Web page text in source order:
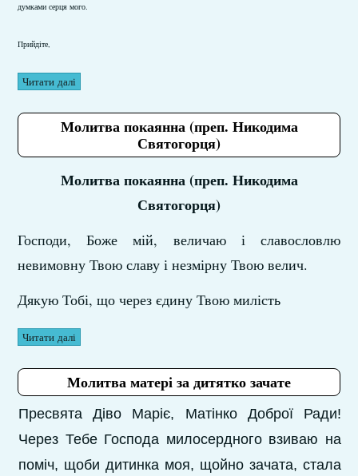
думками серця мого.
Прийдіте,
Читати далі
Молитва покаянна (преп. Никодима
Святогорця)
Молитва покаянна (преп. Никодима
Святогорця)
Господи, Боже мій, величаю і славословлю
невимовну Твою славу і незмірну Твою велич.
Дякую Тобі, що через єдину Твою милість
Читати далі
Молитва матері за дитятко зачате
Пресвята Діво Маріє, Матінко Доброї Ради!
Через Тебе Господа милосердного взиваю на
поміч, щоби дитинка моя, щойно зачата, стала